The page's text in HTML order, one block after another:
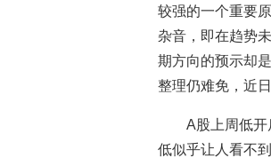
较强的一个重要
杂音，即在趋势
期方向的预示却
整理仍难免，近
A股上周低
低似乎让人看不